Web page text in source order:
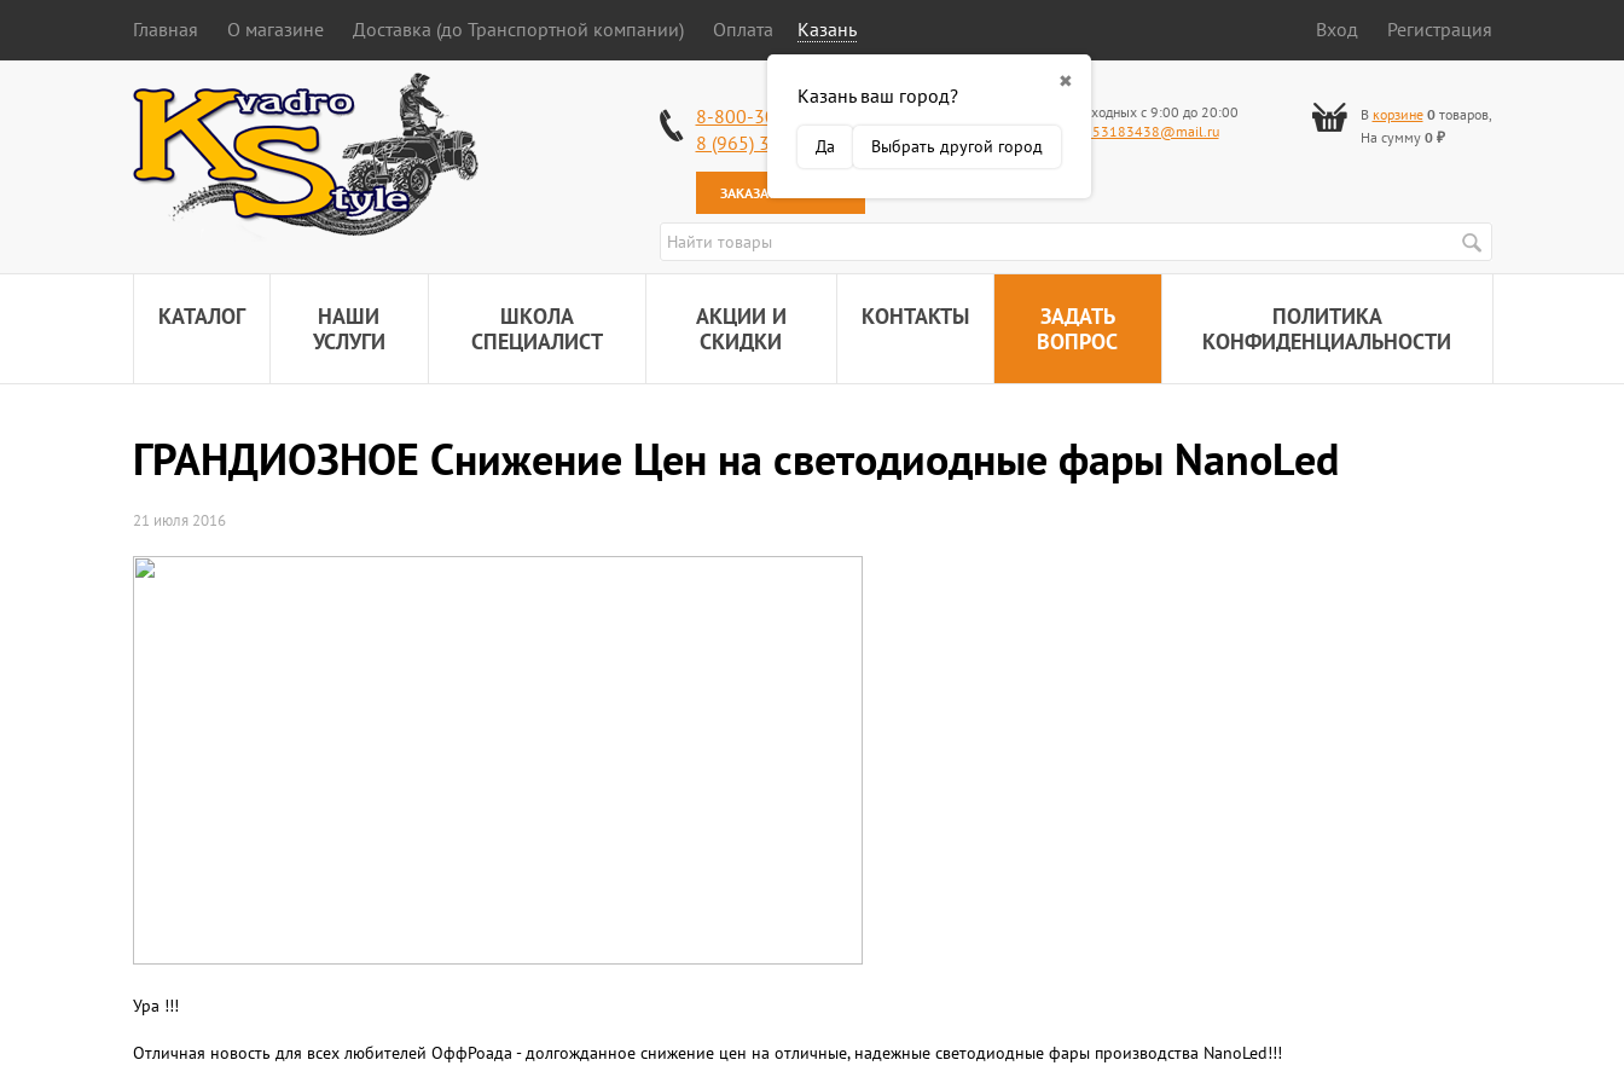
Главная О магазине Доставка (до Транспортной компании) Оплата Казань
✖
Казань ваш город?
Да Выбрать другой город
Вход Регистрация
8-800-301-50-58
8 (965) 318-34-38
ЗАКАЗАТЬ ЗВОНОК
Работаем без выходных с 9:00 до 20:00
89653183438@mail.ru
В корзине 0товаров,
На сумму 0 ₽
КАТАЛОГ
НАШИ
УСЛУГИ
ШКОЛА
СПЕЦИАЛИСТ
АКЦИИ И
СКИДКИ
КОНТАКТЫ
ЗАДАТЬ
ВОПРОС
ПОЛИТИКА
КОНФИДЕНЦИАЛЬНОСТИ
ГРАНДИОЗНОЕ Снижение Цен на светодиодные фары NanoLed
21 июля 2016
Ура !!!
Отличная новость для всех любителей ОффРоада - долгожданное снижение цен на отличные, надежные светодиодные фары производства NanoLed!!!